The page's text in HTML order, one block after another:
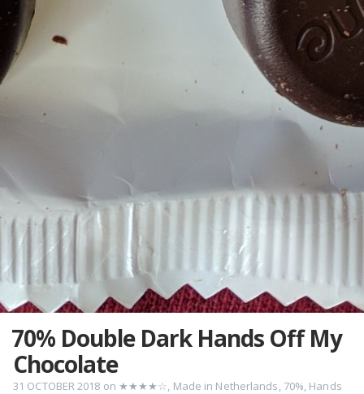
70% Double Dark Hands Off My
Chocolate
31 OCTOBER 2018 on ★★★★☆, Made in Netherlands, 70%, Hands